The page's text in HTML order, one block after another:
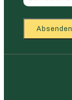
Absenden